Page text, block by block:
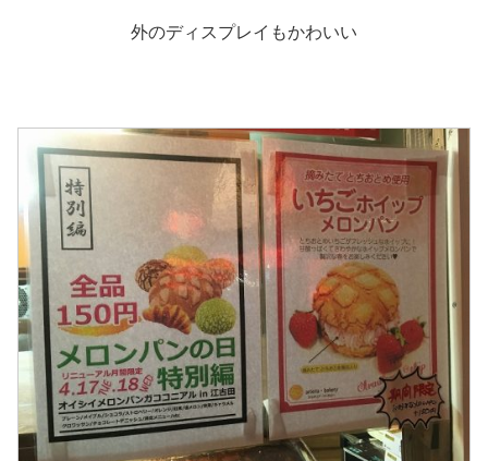
外のディスプレイもかわいい